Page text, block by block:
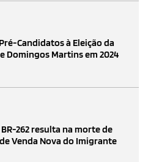
Candidatos à Eleição da
Domingos Martins em 2024
262 resulta na morte de
Venda Nova do Imigrante